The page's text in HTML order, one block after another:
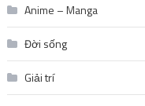
Anime – Manga
Đời sống
Giải trí